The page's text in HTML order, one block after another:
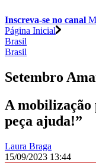
Inscreva-se no canal
Página Inicial
Brasil
Brasil
Setembro
A mobilização
peça ajuda!”
Laura Braga
15/09/2023 13:44